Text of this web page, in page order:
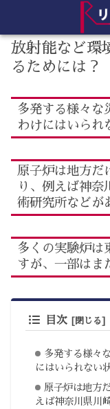
放射能など環
るためには？
多発する様々な
わけにはいられ
原子炉は地方だ
り、例えば神
術研究所などが
多くの実験炉は
すが、一部はま
目次
多発する様々
にはいられない
原子炉は地方
えば神奈川県川